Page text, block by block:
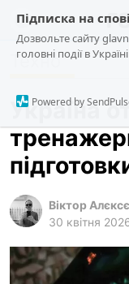
Підписка на
Дозвольте сайту
головні події в Україні
Powered by
новини
про проєкт
Техно
Україна
Віктор
30 квітня